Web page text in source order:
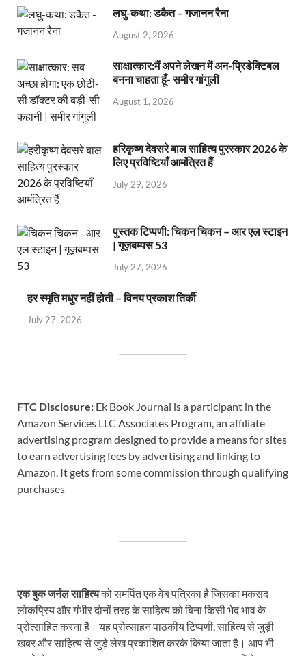
लघु-कथा: डकैत – गजानन रैना
August 2, 2026
साक्षात्कार:मैं अपने लेखन में अन-प्रिडेक्टिबल
बनना चाहता हूँ- समीर गांगुली
August 1, 2026
हरिकृष्ण देवसरे बाल साहित्य पुरस्कार 2026 के
लिए प्रविष्टियाँ आमंत्रित हैं
July 29, 2026
पुस्तक टिप्पणी: चिकन चिकन – आर एल स्टाइन
| गूज़बम्पस 53
July 27, 2026
हर स्मृति मधुर नहीं होती – विनय प्रकाश तिर्की
July 27, 2026
FTC Disclosure: Ek Book Journal is a participant in the
Amazon Services LLC Associates Program, an affiliate
advertising program designed to provide a means for sites
to earn advertising fees by advertising and linking to
Amazon. It gets from some commission through qualifying
purchases
एक बुक जर्नल साहित्यको समर्पित एक वेब पत्रिका है जिसका मकसद
लोकप्रिय और गंभीर दोनों तरह के साहित्य को बिना किसी भेद भाव के
प्रोत्साहित करना है। यह प्रोत्साहन पाठकीय टिप्पणी, साहित्य से जुड़ी
खबर और साहित्य से जुड़े लेख प्रकाशित करके किया जाता है। आप भी